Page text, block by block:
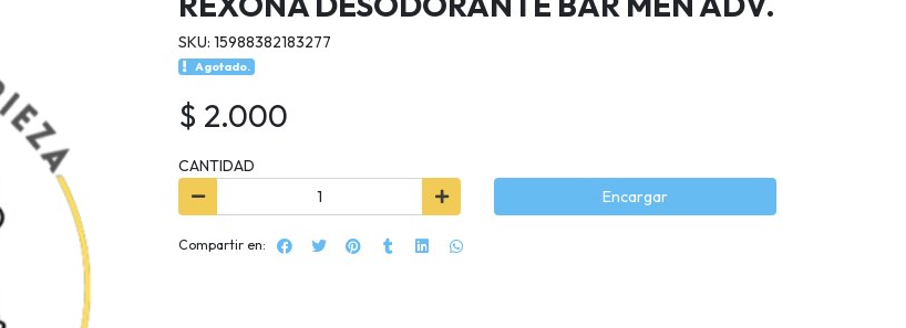
SKU: 15988382183277
Agotado.
$ 2.000
CANTIDAD
Encargar
Compartir en: